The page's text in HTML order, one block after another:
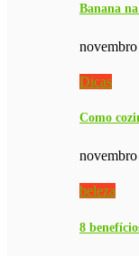
Banana
Dicas
Como
beleza
8